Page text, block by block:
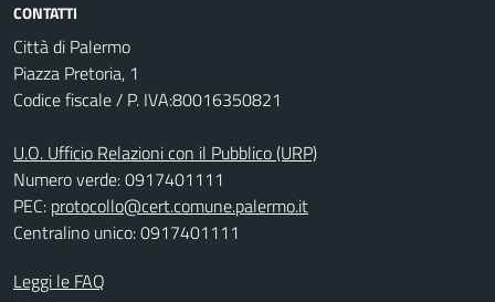
CONTATTI
Città di Palermo
Piazza Pretoria, 1
Codice fiscale / P. IVA:80016350821
U.O. Ufficio Relazioni con il Pubblico (URP)
Numero verde: 0917401111
PEC: protocollo@cert.comune.palermo.it
Centralino unico: 0917401111
Leggi le FAQ